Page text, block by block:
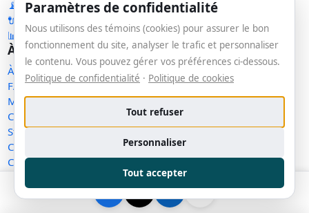
📡 RSS — Nouveaux outils
🔌 API publique
📊 Statistiques
À propos
À propos
FAQ
Méthodologie
Contact
Statut des services
Confidentialité
Conditions d'utilisation
Cookies
Paramètres de confidentialité
Nous utilisons des témoins (cookies) pour assurer le bon
fonctionnement du site, analyser le trafic et personnaliser
le contenu. Vous pouvez gérer vos préférences ci-dessous.
Politique de confidentialité · Politique de cookies
Tout refuser
Personnaliser
Tout accepter